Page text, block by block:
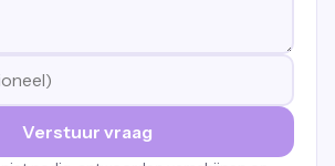
Verstuur vraag